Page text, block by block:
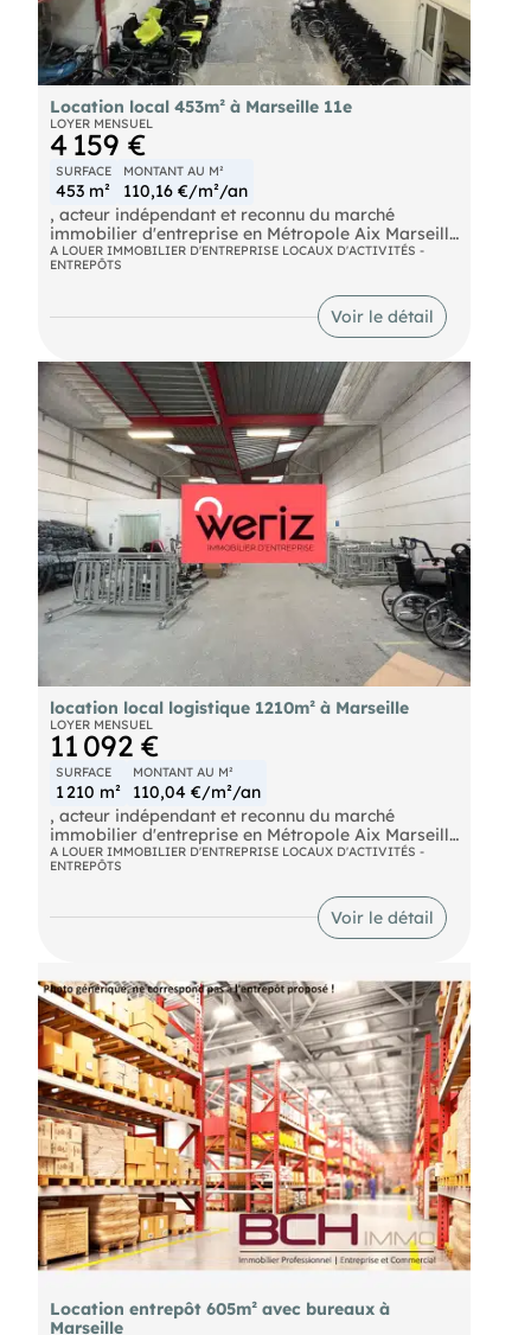
Location local 453m² à Marseille 11e
LOYER MENSUEL
4 159 €
SURFACE
453 m²
MONTANT AU M²
110,16 €/m²/an
, acteur indépendant et reconnu du marché
immobilier d'entreprise en Métropole Aix Marseille
Provence, vous propose à la location un espace
de 453 m² non divisibles à Marseille, idéal pour
des activités industrielles ou logistiques. Ce local
bénéficie d'un accès de plain-pied, d'un accès
poids lourds et d'une hauteur sous plafond de 7
A LOUER IMMOBILIER D'ENTREPRISE LOCAUX D'ACTIVITÉS -
ENTREPÔTS
Voir le détail
location local logistique 1210m² à Marseille
LOYER MENSUEL
11 092 €
SURFACE
1 210 m²
MONTANT AU M²
110,04 €/m²/an
, acteur indépendant et reconnu du marché
immobilier d'entreprise en Métropole Aix Marseille
Provence, vous propose à la location un espace
de 1 210 m² non divisibles à Marseille, idéal pour
des activités industrielles ou logistiques. Ce local
bénéficie d'un accès de plain-pied, d'un accès
poids lourds et d'une hauteur sous plafond de 7
A LOUER IMMOBILIER D'ENTREPRISE LOCAUX D'ACTIVITÉS -
ENTREPÔTS
Voir le détail
Location entrepôt 605m² avec bureaux à
Marseille